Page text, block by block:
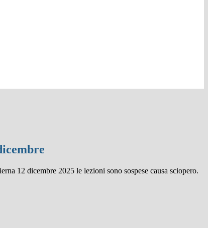
12 dicembre 2025 le lezioni sono sospese causa sciopero.